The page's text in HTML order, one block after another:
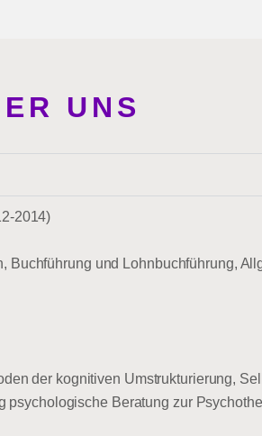
UNS
2014)
und Lohnbuchführung,
der kognitiven Umstrukturierung,
psychologische Beratung zur